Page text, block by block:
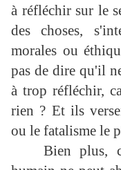
à réfléchir sur le
des choses,
morales ou
pas de dire qu'il
à trop réfléchir,
rien ? Et ils
ou le fatalisme le
Bien plus,